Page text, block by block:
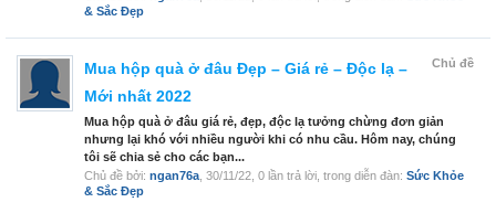
& Sắc Đẹp
Chủ đề
Mua hộp quà ở đâu Đẹp – Giá rẻ – Độc lạ –
Mới nhất 2022
Mua hộp quà ở đâu giá rẻ, đẹp, độc lạ tưởng chừng đơn giản
nhưng lại khó với nhiều người khi có nhu cầu. Hôm nay, chúng
tôi sẽ chia sẻ cho các bạn...
Chủ đề bởi: ngan76a 30/11/22 , 0 lần trả lời, trong diễn đàn: Sức Khỏe
& Sắc Đẹp